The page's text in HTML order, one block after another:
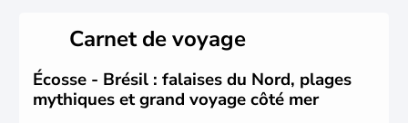
du Brésil ont été atteintes par le portugais Cabral en
1500. Durant le XVIe siècle, de très nombreux esclaves
venus d'Afrique ont permis une large exploitation des
ressources en sucre du pays.
Carnet de voyage
Écosse - Brésil : falaises du Nord, plages
mythiques et grand voyage côté mer